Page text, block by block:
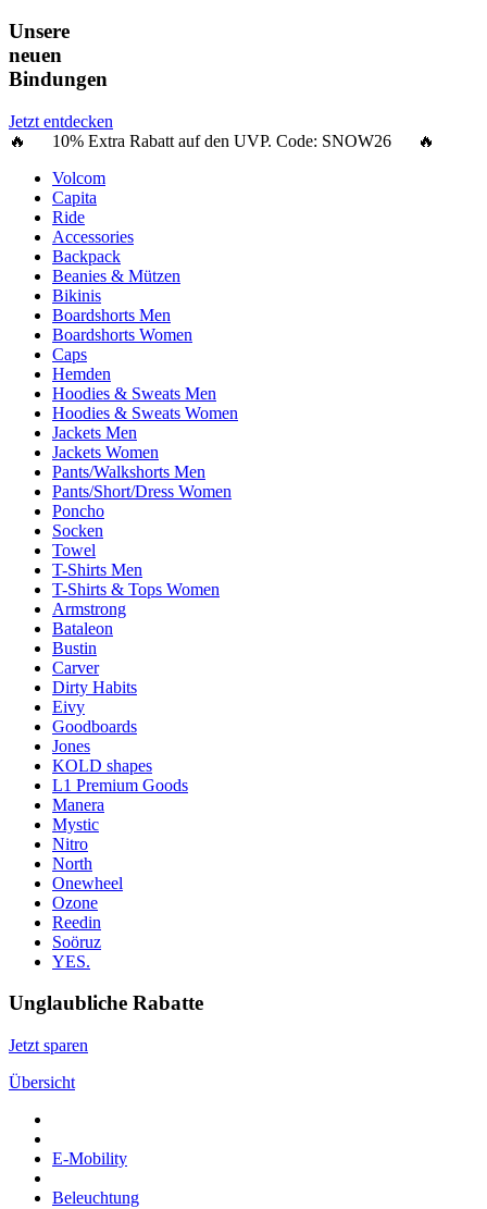
Unsere
neuen
Bindungen
Jetzt entdecken
🔥 10% Extra Rabatt auf den UVP. Code: SNOW26 🔥
Volcom
Capita
Ride
Accessories
Backpack
Beanies & Mützen
Bikinis
Boardshorts Men
Boardshorts Women
Caps
Hemden
Hoodies & Sweats Men
Hoodies & Sweats Women
Jackets Men
Jackets Women
Pants/Walkshorts Men
Pants/Short/Dress Women
Poncho
Socken
Towel
T-Shirts Men
T-Shirts & Tops Women
Armstrong
Bataleon
Bustin
Carver
Dirty Habits
Eivy
Goodboards
Jones
KOLD shapes
L1 Premium Goods
Manera
Mystic
Nitro
North
Onewheel
Ozone
Reedin
Soöruz
YES.
Unglaubliche Rabatte
Jetzt sparen
Übersicht
E-Mobility
Beleuchtung